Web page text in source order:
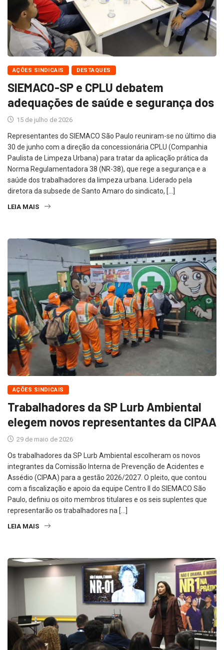
AÇÕES SINDICAIS DESTAQUES
SIEMACO-SP e CPLU debatem
adequações de saúde e segurança dos
15 de julho de 2026
Representantes do SIEMACO São Paulo reuniram-se no último dia
30 de junho com a direção da concessionária CPLU (Companhia
Paulista de Limpeza Urbana) para tratar da aplicação prática da
Norma Regulamentadora 38 (NR-38), que rege a segurança e a
saúde dos trabalhadores da limpeza urbana. Liderado pela
diretora da subsede de Santo Amaro do sindicato, […]
LEIA MAIS
AÇÕES SINDICAIS
Trabalhadores da SP Lurb Ambiental
elegem novos representantes da CIPAA
29 de maio de 2026
Os trabalhadores da SP Lurb Ambiental escolheram os novos
integrantes da Comissão Interna de Prevenção de Acidentes e
Assédio (CIPAA) para a gestão 2026/2027. O pleito, que contou
com a fiscalização e apoio da equipe Centro II do SIEMACO São
Paulo, definiu os oito membros titulares e os seis suplentes que
representarão os trabalhadores na […]
LEIA MAIS